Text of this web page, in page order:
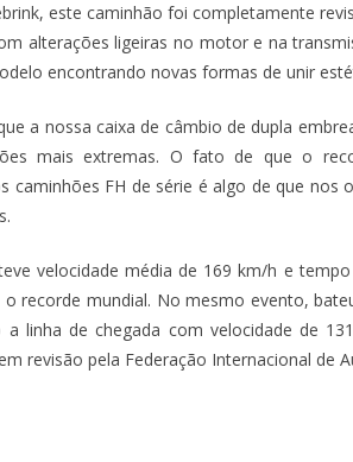
este caminhão foi completamente
alterações ligeiras no motor e na
encontrando novas formas de unir
a nossa caixa de câmbio de dupla
mais extremas. O fato de que o
caminhões FH de série é algo de que nos
velocidade média de 169 km/h e
recorde mundial. No mesmo evento,
a linha de chegada com velocidade de
revisão pela Federação Internacional de